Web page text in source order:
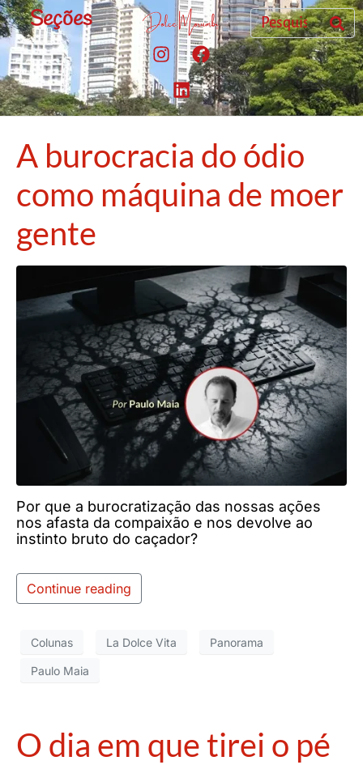
Seções
A burocracia do ódio
como máquina de moer
gente
Por que a burocratização das nossas ações
nos afasta da compaixão e nos devolve ao
instinto bruto do caçador?
Continue reading
Colunas La Dolce Vita Panorama
Paulo Maia
O dia em que tirei o pé